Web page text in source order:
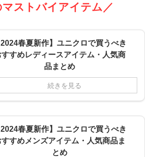
マストバイアイテム／
2024春夏新作】ユニクロで買うべき
すすめレディースアイテム・人気商
品まとめ
続きを見る
2024春夏新作】ユニクロで買うべき
すすめメンズアイテム・人気商品ま
とめ